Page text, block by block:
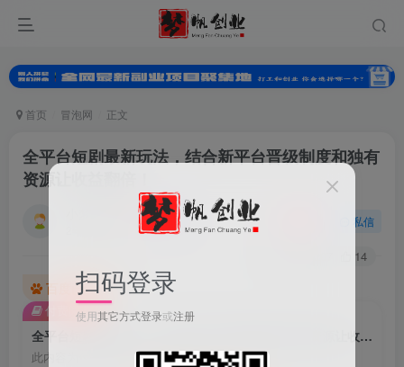
首页 冒泡网 正文
全平台短剧最新玩法，结合新平台晋级制度和独有
资源让收益翻倍！
私信
14
百度已收录
全平台短剧最新玩法，结合新平台晋级制度和独有资源让收益翻倍！
此内容为付费阅读，请付费后查看
付费阅读
扫码登录
使用其它方式登录或注册